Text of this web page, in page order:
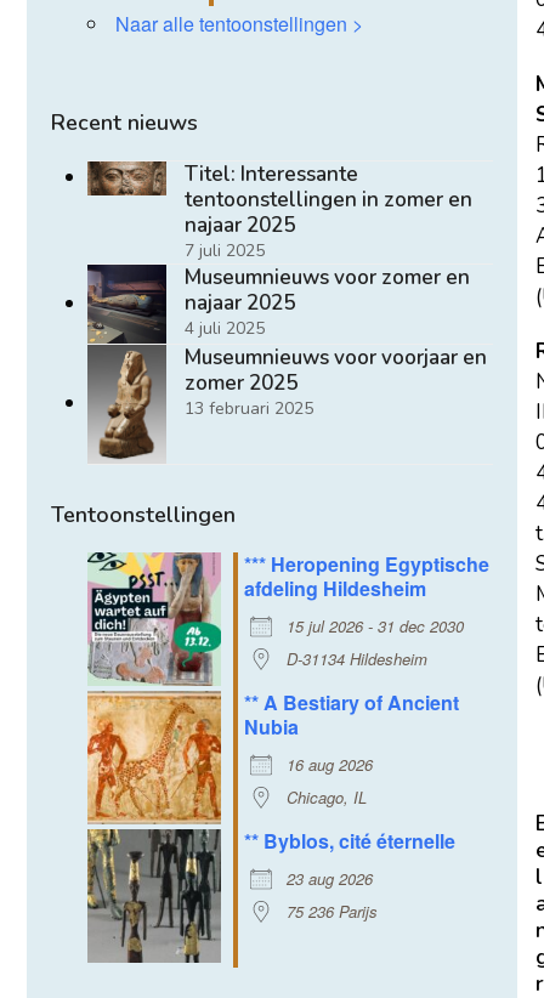
Naar alle tentoonstellingen >
Recent nieuws
Titel: Interessante
tentoonstellingen in zomer en
najaar 2025
7 juli 2025
Museumnieuws voor zomer en
najaar 2025
4 juli 2025
Museumnieuws voor voorjaar en
zomer 2025
13 februari 2025
Tentoonstellingen
*** Heropening Egyptische
afdeling Hildesheim
15 jul 2026 - 31 dec 2030
D-31134 Hildesheim
** A Bestiary of Ancient
Nubia
16 aug 2026
Chicago, IL
** Byblos, cité éternelle
23 aug 2026
75 236 Parijs
l
r